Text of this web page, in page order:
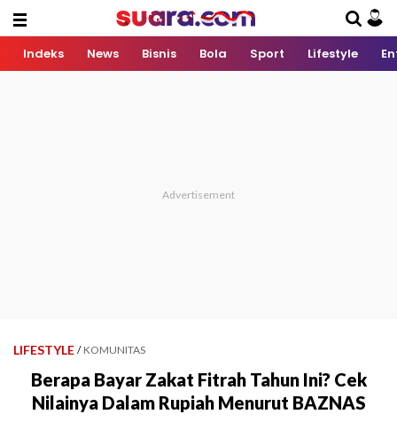
Indeks News Bisnis Bola Sport Lifestyle
LIFESTYLE / KOMUNITAS
Berapa Bayar Zakat Fitrah Tahun Ini? Cek
Nilainya Dalam Rupiah Menurut BAZNAS